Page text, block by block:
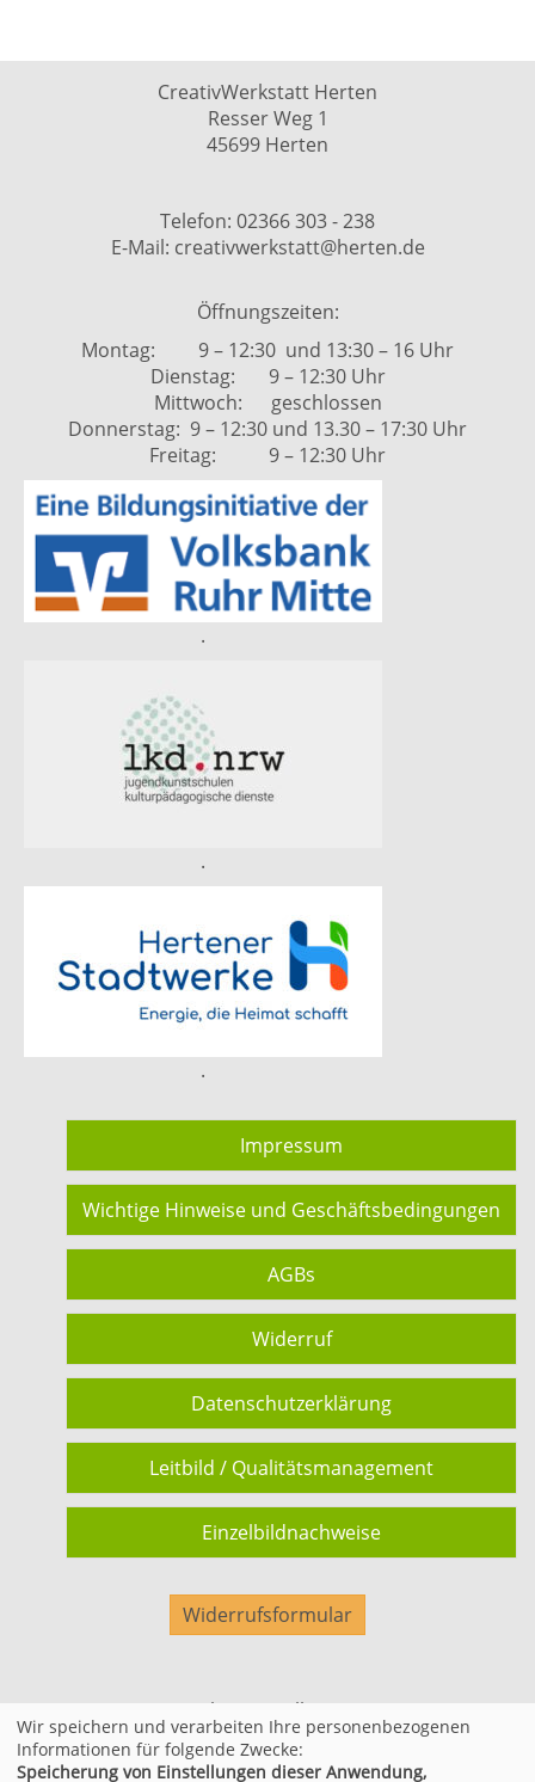
CreativWerkstatt Herten
Resser Weg 1
45699 Herten
Telefon: 02366 303 - 238
E-Mail: creativwerkstatt@herten.de
Öffnungszeiten:
Montag: 9 – 12:30 und 13:30 – 16 Uhr
Dienstag: 9 – 12:30 Uhr
Mittwoch: geschlossen
Donnerstag: 9 – 12:30 und 13.30 – 17:30 Uhr
Freitag: 9 – 12:30 Uhr
.
.
.
Impressum
Wichtige Hinweise und Geschäftsbedingungen
AGBs
Widerruf
Datenschutzerklärung
Leitbild / Qualitätsmanagement
Einzelbildnachweise
Widerrufsformular
Cookie Einstellungen
Wir speichern und verarbeiten Ihre personenbezogenen
Informationen für folgende Zwecke:
Speicherung von Einstellungen dieser Anwendung,